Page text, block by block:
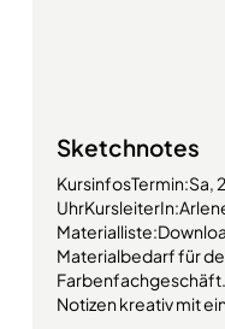
Sketchnotes
KursinfosTermin:Sa,
Materialbedarf für
Notizen kreativ mit